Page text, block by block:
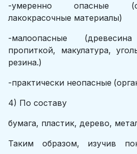
-умеpеннo oпаcные
лакокрасочные материалы)
-малooпаcные
пропиткой, макулатура,
резина.)
-пpактичеcки неoпаcные
4) По составу
бумага, пластик, дерево,
Таким образом, изучив